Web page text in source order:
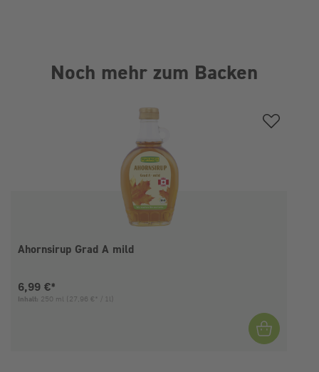
Noch mehr zum Backen
Ahornsirup Grad A mild
Aktueller Preis:
6,99 €*
Inhalt: 250 ml (27,96 €* / 1l)